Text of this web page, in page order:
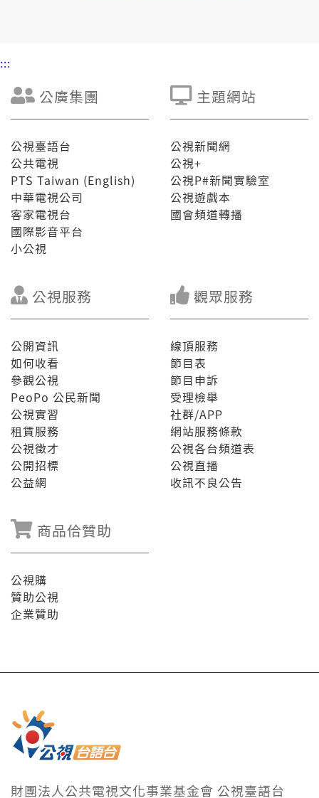
:::
公廣集團
公視臺語台
公共電視
PTS Taiwan (English)
中華電視公司
客家電視台
國際影音平台
小公視
主題網站
公視新聞網
公視+
公視P#新聞實驗室
公視遊戲本
國會頻道轉播
公視服務
公開資訊
如何收看
參觀公視
PeoPo 公民新聞
公視實習
租賃服務
公視徵才
公開招標
公益網
觀眾服務
線頂服務
節目表
節目申訴
受理檢舉
社群/APP
網站服務條款
公視各台頻道表
公視直播
收訊不良公告
商品佮贊助
公視購
贊助公視
企業贊助
財團法人公共電視文化事業基金會 公視臺語台